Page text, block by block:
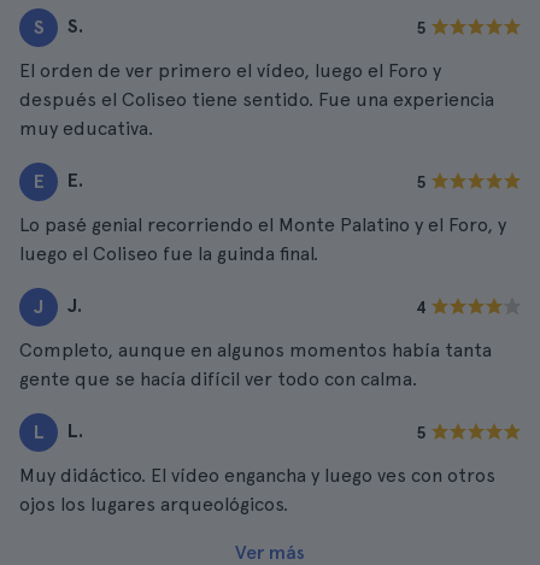
S S. 5
El orden de ver primero el vídeo, luego el Foro y
después el Coliseo tiene sentido. Fue una experiencia
muy educativa.
E E. 5
Lo pasé genial recorriendo el Monte Palatino y el Foro, y
luego el Coliseo fue la guinda final.
J J. 4
Completo, aunque en algunos momentos había tanta
gente que se hacía difícil ver todo con calma.
L L. 5
Muy didáctico. El vídeo engancha y luego ves con otros
ojos los lugares arqueológicos.
Ver más